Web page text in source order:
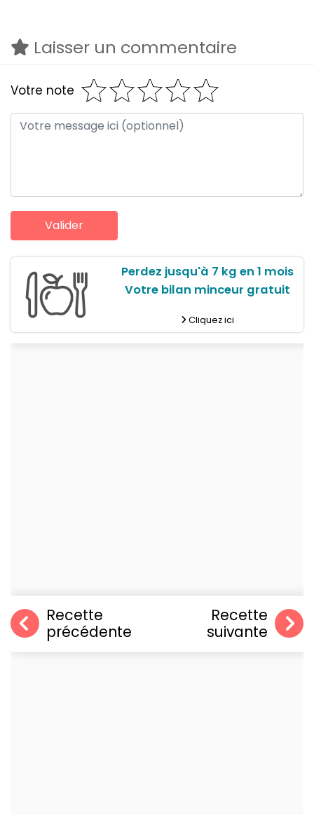
Laisser un commentaire
Votre note
Perdez jusqu'à 7 kg en 1 mois
Votre bilan minceur gratuit
Cliquez ici
Recette
précédente
Recette
suivante